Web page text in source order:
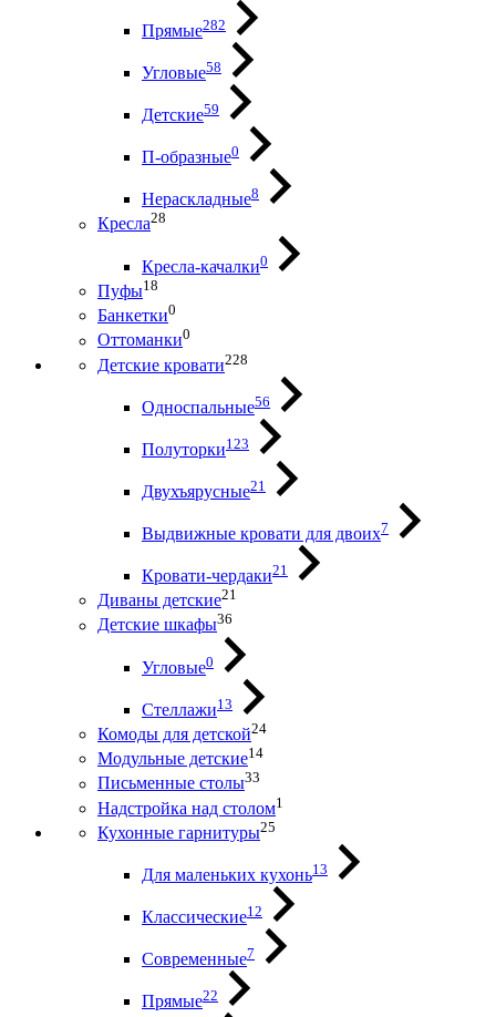
Прямые282
Угловые58
Детские59
П-образные0
Нераскладные8
Кресла28
Кресла-качалки0
Пуфы18
Банкетки0
Оттоманки0
Детские кровати228
Односпальные56
Полуторки123
Двухъярусные21
Выдвижные кровати для двоих7
Кровати-чердаки21
Диваны детские21
Детские шкафы36
Угловые0
Стеллажи13
Комоды для детской24
Модульные детские14
Письменные столы33
Надстройка над столом1
Кухонные гарнитуры25
Для маленьких кухонь13
Классические12
Современные7
Прямые22